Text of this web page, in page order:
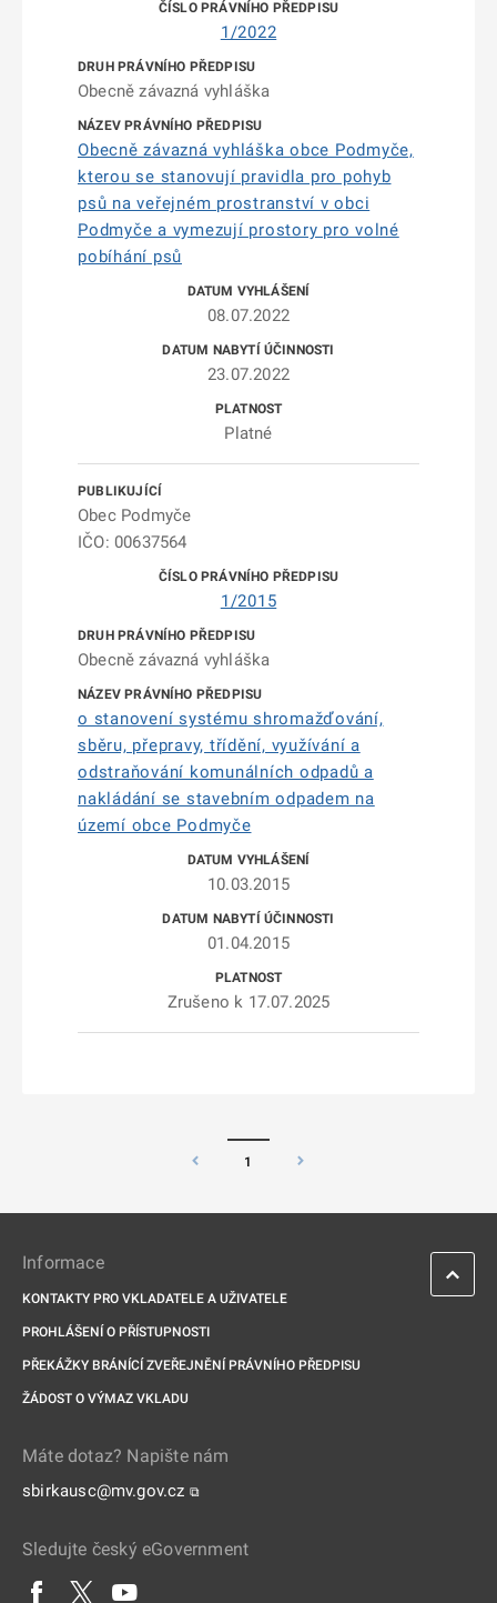
1/2022
Obecně závazná vyhláška
Obecně závazná vyhláška obce Podmyče,
kterou se stanovují pravidla pro pohyb
psů na veřejném prostranství v obci
Podmyče a vymezují prostory pro volné
pobíhání psů
08.07.2022
23.07.2022
Platné
Obec Podmyče
IČO: 00637564
1/2015
Obecně závazná vyhláška
o stanovení systému shromažďování,
sběru, přepravy, třídění, využívání a
odstraňování komunálních odpadů a
nakládání se stavebním odpadem na
území obce Podmyče
10.03.2015
01.04.2015
Zrušeno k 17.07.2025
1
Informace
KONTAKTY PRO VKLADATELE A UŽIVATELE
PROHLÁŠENÍ O PŘÍSTUPNOSTI
PŘEKÁŽKY BRÁNÍCÍ ZVEŘEJNĚNÍ PRÁVNÍHO PŘEDPISU
ŽÁDOST O VÝMAZ VKLADU
Máte dotaz? Napište nám
sbirkausc@mv.gov.cz ⧉
Sledujte český eGovernment